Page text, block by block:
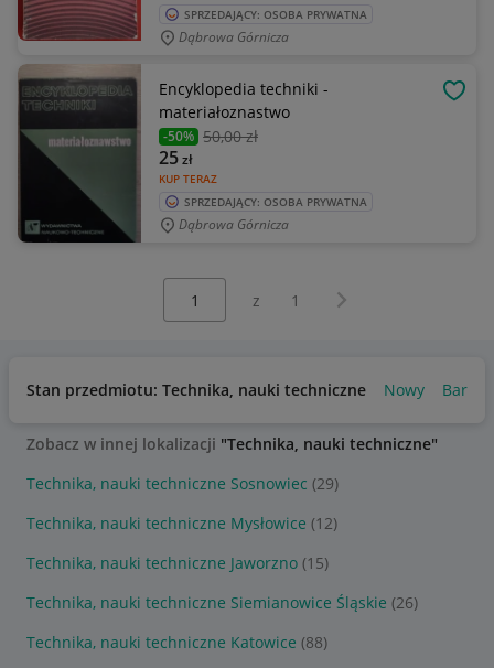
SPRZEDAJĄCY: OSOBA PRYWATNA
Dąbrowa Górnicza
Encyklopedia techniki -
materiałoznastwo
-50% 50,00 zł
KUP TERAZ
25zł
SPRZEDAJĄCY: OSOBA PRYWATNA
Dąbrowa Górnicza
z 1 Następna strona
Stan przedmiotu: Technika, nauki techniczne Nowy
Zobacz w innej lokalizacji "Technika, nauki techniczne"
Technika, nauki techniczne Sosnowiec (29)
Technika, nauki techniczne Mysłowice (12)
Technika, nauki techniczne Jaworzno (15)
Technika, nauki techniczne Siemianowice Śląskie (26)
Technika, nauki techniczne Katowice (88)